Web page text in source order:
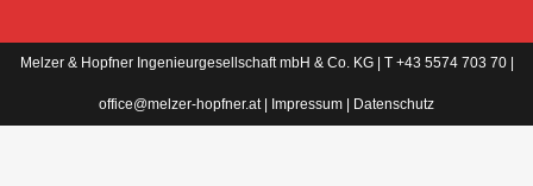
Melzer & Hopfner Ingenieurgesellschaft mbH & Co. KG | T +43 5574 703 70 |
office@melzer-hopfner.at Impressum Datenschutz